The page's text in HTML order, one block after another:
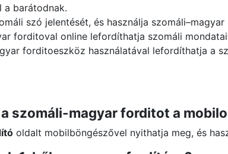
a barátodnak.
szó jelentését, és használja
forditoval online lefordíthatja szomáli
forditoeszköz használatával lefordíthatja a
szomáli-magyar forditot a
oldalt mobilböngészővel nyithatja meg, és